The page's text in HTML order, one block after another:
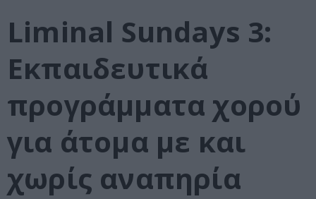
Liminal Sundays 3:
Εκπαιδευτικά
προγράμματα χορού
για άτομα με και
χωρίς αναπηρία